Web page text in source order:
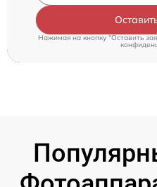
Нажимая на кнопку "Оставить